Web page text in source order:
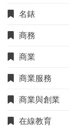
名錶
商務
商業
商業服務
商業與創業
在線教育